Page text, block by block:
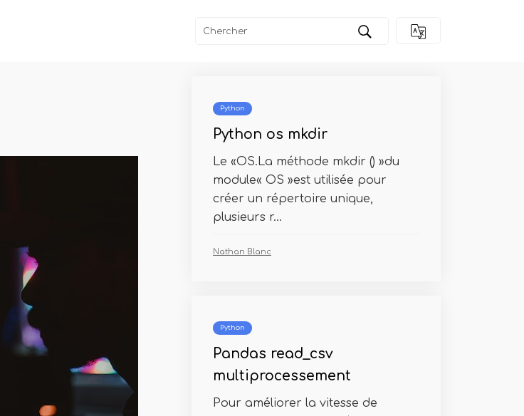
Python
Python os mkdir
Le «OS.La méthode mkdir () »du
module« OS »est utilisée pour
créer un répertoire unique,
plusieurs r...
Nathan Blanc
Python
Pandas read_csv
multiprocessement
Pour améliorer la vitesse de